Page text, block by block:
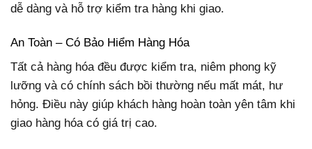
dễ dàng và hỗ trợ kiểm tra hàng khi giao.
An Toàn – Có Bảo Hiểm Hàng Hóa
Tất cả hàng hóa đều được kiểm tra, niêm phong kỹ
lưỡng và có chính sách bồi thường nếu mất mát, hư
hỏng. Điều này giúp khách hàng hoàn toàn yên tâm khi
giao hàng hóa có giá trị cao.